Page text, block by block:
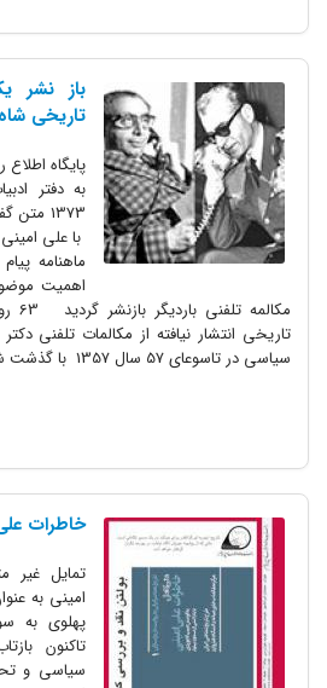
باز نشر
تاریخی شاه
پایگاه اطلاع
به دفتر
1373 متن
با علی امینی
ماهنامه
اهمیت
مکالمه
تاریخی انتشار نیافته از مکالمات تلفنی
سیاسی در تاسوعای 57 سال 1357 با گذشت شانزده سال...
خاطرات علی
تمایل غیر
امینی به
پهلوی به
تاکنون
سیاسی و